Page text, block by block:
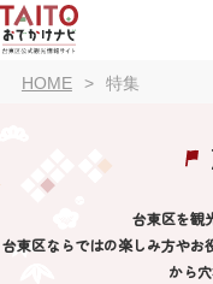
HOME 特集
台東区を観
台東区ならではの楽しみ方やお
から